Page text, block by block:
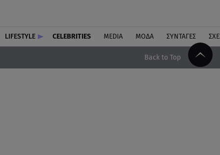
LIFESTYLE CELEBRITIES MEDIA ΜΟΔΑ ΣΥΝΤΑΓΕΣ
Back to Top